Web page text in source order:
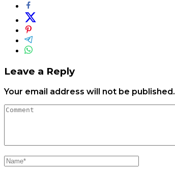
Leave a Reply
Your email address will not be published.